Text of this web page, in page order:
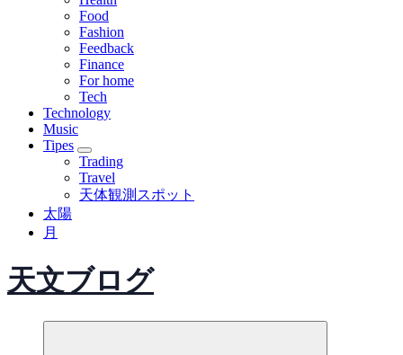
Food
Fashion
Feedback
Finance
For home
Tech
Technology
Music
Tipes
Trading
Travel
天体観測スポット
太陽
月
天文ブログ